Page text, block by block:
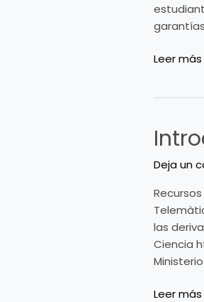
Leer más
Deja un
las
Ciencia
(Material
Leer más